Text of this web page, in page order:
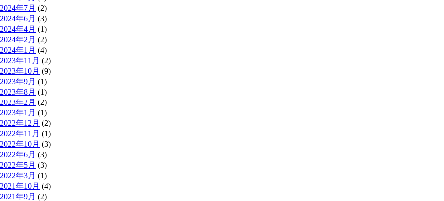
2024年7月 (2)
2024年6月 (3)
2024年4月 (1)
2024年2月 (2)
2024年1月 (4)
2023年11月 (2)
2023年10月 (9)
2023年9月 (1)
2023年8月 (1)
2023年2月 (2)
2023年1月 (1)
2022年12月 (2)
2022年11月 (1)
2022年10月 (3)
2022年6月 (3)
2022年5月 (3)
2022年3月 (1)
2021年10月 (4)
2021年9月 (2)